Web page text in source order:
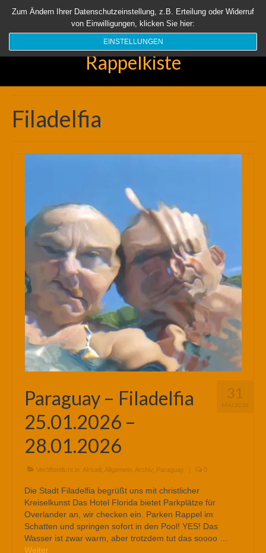
Startseite Aktuell Über uns Unsere Rappelkiste Länder
Suchen
Rappelkiste
Filadelfia
31
MAI 2026
Paraguay – Filadelfia
25.01.2026 –
28.01.2026
Veröffentlicht in: Aktuell Allgemein Archiv Paraguay | 0
Die Stadt Filadelfia begrüßt uns mit christlicher
Kreiselkunst Das Hotel Florida bietet Parkplätze für
Overlander an, wir checken ein. Parken Rappel im
Schatten und springen sofort in den Pool! YES! Das
Wasser ist zwar warm, aber trotzdem tut das soooo …
Weiter
Zum Ändern Ihrer Datenschutzeinstellung, z.B. Erteilung oder Widerruf
von Einwilligungen, klicken Sie hier:
EINSTELLUNGEN